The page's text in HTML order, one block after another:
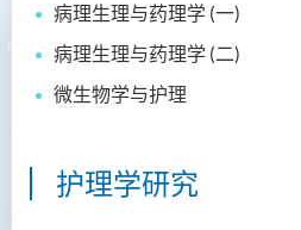
病理生理与药理学 (一)
病理生理与药理学 (二)
微生物学与护理
护理学研究
幼儿教
制)